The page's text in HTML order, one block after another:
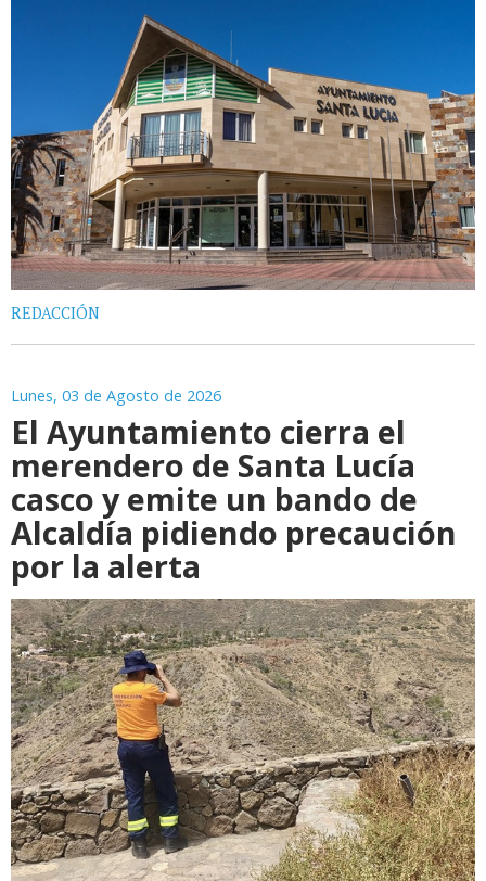
REDACCIÓN
Lunes, 03 de Agosto de 2026
El Ayuntamiento cierra el
merendero de Santa Lucía
casco y emite un bando de
Alcaldía pidiendo precaución
por la alerta